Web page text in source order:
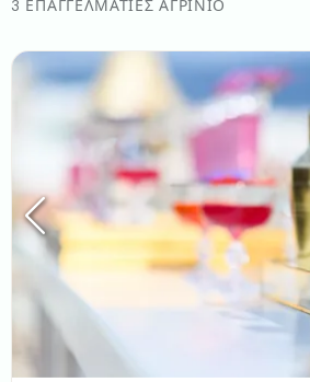
3 ΕΠΑΓΓΕΛΜΑΤΊΕΣ ΑΓΡΊΝΙΟ